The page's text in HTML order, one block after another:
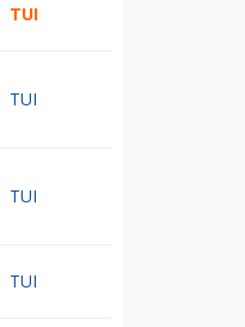
TUI
TUI
TUI
TUI